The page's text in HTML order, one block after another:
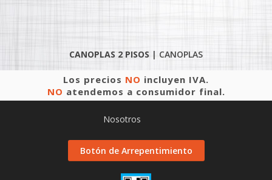
CANOPLAS 2 PISOS | CANOPLAS
Los precios NO incluyen IVA.
NO atendemos a consumidor final.
Nosotros
Botón de Arrepentimiento